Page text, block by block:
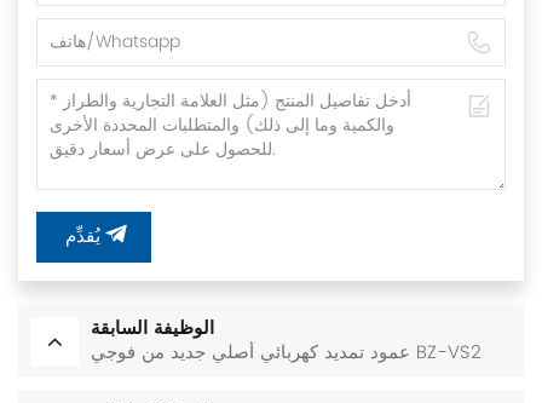
يُقدِّم
الوظيفة السابقة
عمود تمديد كهربائي أصلي جديد من فوجي BZ-VS2